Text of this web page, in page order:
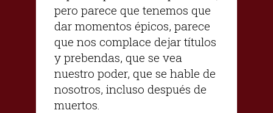
pero parece que tenemos que
dar momentos épicos, parece
que nos complace dejar títulos
y prebendas, que se vea
nuestro poder, que se hable de
nosotros, incluso después de
muertos.